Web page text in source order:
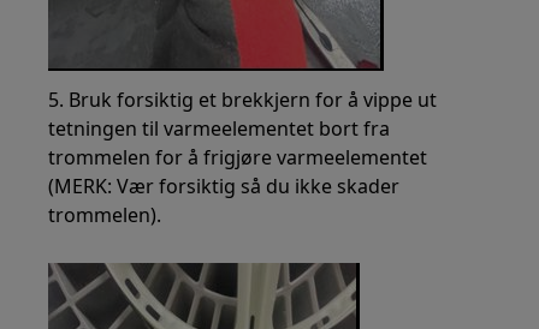
5. Bruk forsiktig et brekkjern for å vippe ut
tetningen til varmeelementet bort fra
trommelen for å frigjøre varmeelementet
(MERK: Vær forsiktig så du ikke skader
trommelen).